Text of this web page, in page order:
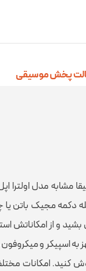
پخش موسیقی
دکمه مجیک باتن
و از امکاناتش
و میکروفون
کنید. امکانات